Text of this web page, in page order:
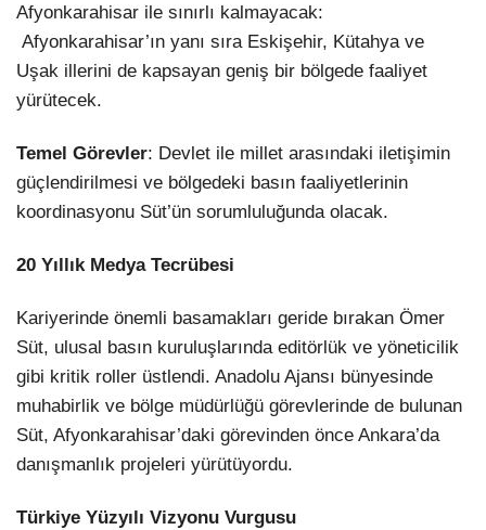
Afyonkarahisar ile sınırlı kalmayacak:
Afyonkarahisar’ın yanı sıra Eskişehir, Kütahya ve
Uşak illerini de kapsayan geniş bir bölgede faaliyet
yürütecek.
Temel Görevler: Devlet ile millet arasındaki iletişimin
güçlendirilmesi ve bölgedeki basın faaliyetlerinin
koordinasyonu Süt’ün sorumluluğunda olacak.
20 Yıllık Medya Tecrübesi
Kariyerinde önemli basamakları geride bırakan Ömer
Süt, ulusal basın kuruluşlarında editörlük ve yöneticilik
gibi kritik roller üstlendi. Anadolu Ajansı bünyesinde
muhabirlik ve bölge müdürlüğü görevlerinde de bulunan
Süt, Afyonkarahisar’daki görevinden önce Ankara’da
danışmanlık projeleri yürütüyordu.
Türkiye Yüzyılı Vizyonu Vurgusu